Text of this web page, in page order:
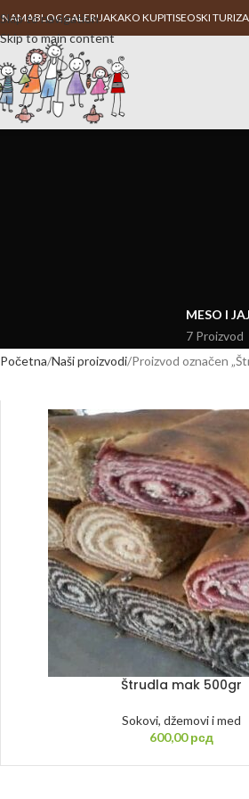
Skip to navigation
Skip to main content
NAMABLOGGALERIJAKAKO KUPITISEOSKI
MESO I
7 Proizvod
Početna Naši proizvodi Proizvod označen
Štrudla mak 500gr
Sokovi, džemovi i med
600,00рсд